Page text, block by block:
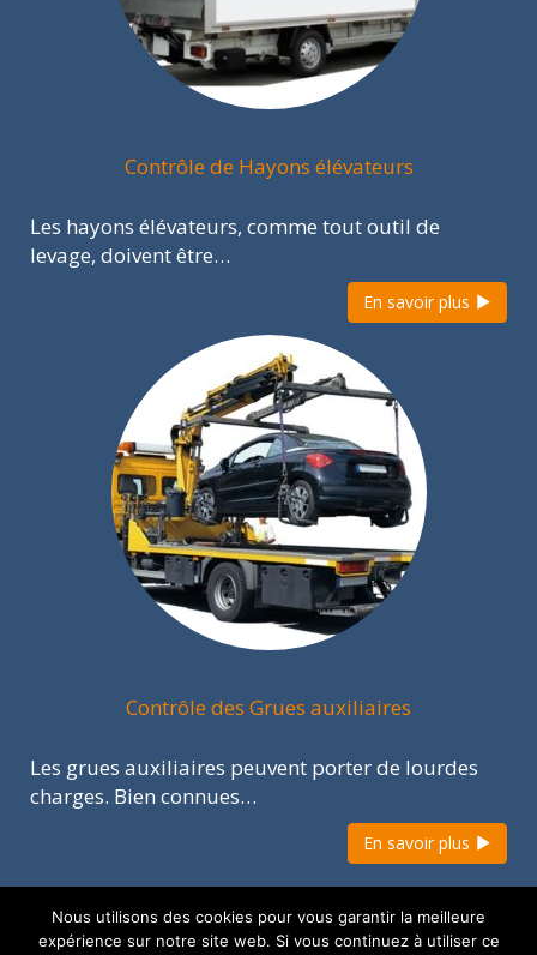
Contrôle de Hayons élévateurs
Les hayons élévateurs, comme tout outil de
levage, doivent être…
En savoir plus
Contrôle des Grues auxiliaires
Les grues auxiliaires peuvent porter de lourdes
charges. Bien connues…
En savoir plus
webdesign : Adgence
Nous utilisons des cookies pour vous garantir la meilleure
expérience sur notre site web. Si vous continuez à utiliser ce